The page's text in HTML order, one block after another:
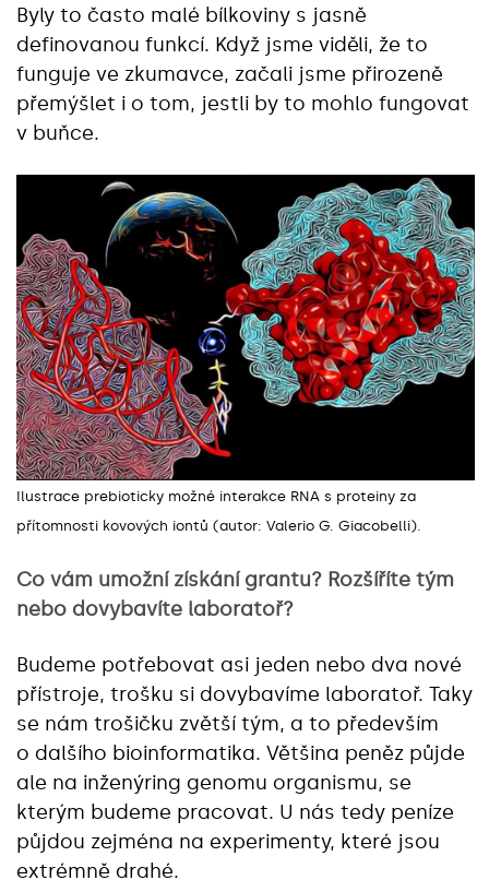
Byly to často malé bílkoviny s jasně
definovanou funkcí. Když jsme viděli, že to
funguje ve zkumavce, začali jsme přirozeně
přemýšlet i o tom, jestli by to mohlo fungovat
v buňce.
Ilustrace prebioticky možné interakce RNA s proteiny za
přítomnosti kovových iontů (autor: Valerio G. Giacobelli).
Co vám umožní získání grantu? Rozšíříte tým
nebo dovybavíte laboratoř?
Budeme potřebovat asi jeden nebo dva nové
přístroje, trošku si dovybavíme laboratoř. Taky
se nám trošičku zvětší tým, a to především
o dalšího bioinformatika. Většina peněz půjde
ale na inženýring genomu organismu, se
kterým budeme pracovat. U nás tedy peníze
půjdou zejména na experimenty, které jsou
extrémně drahé.